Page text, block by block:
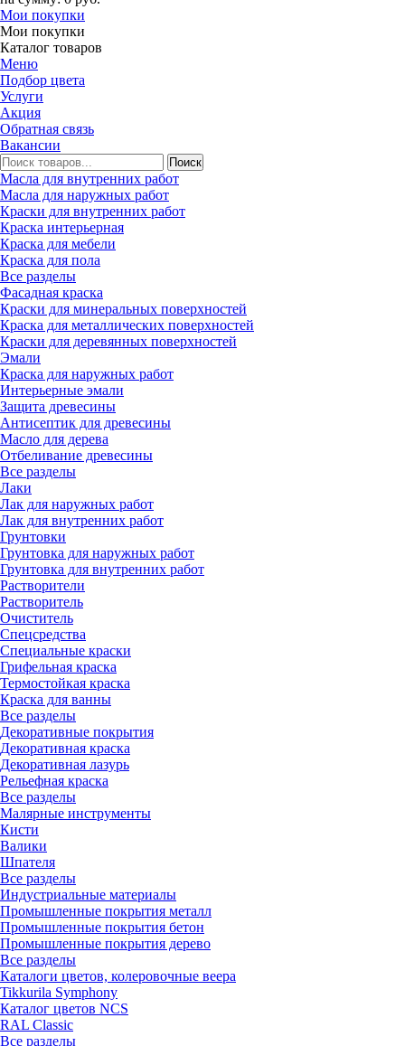
Мои покупки
Мои покупки
Каталог товаров
Меню
Подбор цвета
Услуги
Акция
Обратная связь
Вакансии
Масла для внутренних работ
Масла для наружных работ
Краски для внутренних работ
Краска интерьерная
Краска для мебели
Краска для пола
Все разделы
Фасадная краска
Краски для минеральных поверхностей
Краска для металлических поверхностей
Краски для деревянных поверхностей
Эмали
Краска для наружных работ
Интерьерные эмали
Защита древесины
Антисептик для древесины
Масло для дерева
Отбеливание древесины
Все разделы
Лаки
Лак для наружных работ
Лак для внутренних работ
Грунтовки
Грунтовка для наружных работ
Грунтовка для внутренних работ
Растворители
Растворитель
Очиститель
Спецсредства
Специальные краски
Грифельная краска
Термостойкая краска
Краска для ванны
Все разделы
Декоративные покрытия
Декоративная краска
Декоративная лазурь
Рельефная краска
Все разделы
Малярные инструменты
Кисти
Валики
Шпателя
Все разделы
Индустриальные материалы
Промышленные покрытия металл
Промышленные покрытия бетон
Промышленные покрытия дерево
Все разделы
Каталоги цветов, колеровочные веера
Tikkurila Symphony
Каталог цветов NCS
RAL Classic
Все разделы